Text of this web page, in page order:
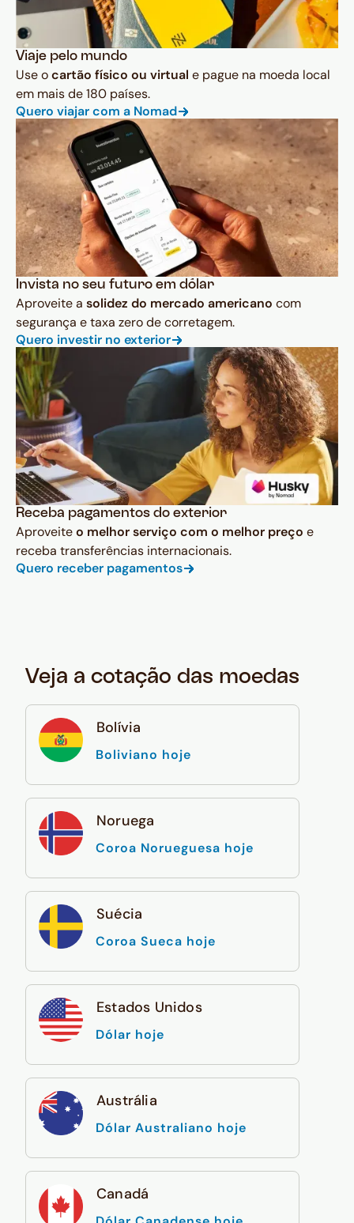
Viaje pelo mundo
Use ocartão físico ou virtual e pague na moeda local
em mais de 180 países.
Quero viajar com a Nomad
Invista no seu futuro em dólar
Aproveite a solidez do mercado americano com
segurança e taxa zero de corretagem.
Quero investir no exterior
Receba pagamentos do exterior
Aproveiteo melhor serviço com o melhor preço e
receba transferências internacionais.
Quero receber pagamentos
Veja a cotação das moedas
Bolívia
Boliviano hoje
Noruega
Coroa Norueguesa hoje
Suécia
Coroa Sueca hoje
Estados Unidos
Dólar hoje
Austrália
Dólar Australiano hoje
Canadá